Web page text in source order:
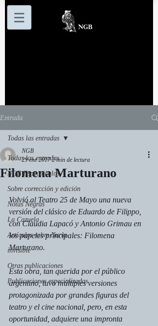
Entrada
Todas las entradas
NGB Espectáculos
Sobre corrección y edición
Notas Negras
La Cazuela
Artículos sobre Nuria
invisible
Otras publicaciones
Publicaciones especializadas
Todas las entradas
Filomena Marturano
NGB
29 ene 2017 2 min de lectura
Volvió al Teatro 25 de Mayo una nueva
versión del clásico de Eduardo de Filippo,
con Claudia Lapacó y Antonio Grimau en
los papeles principales: Filomena
Marturano.
Esta obra, tan querida por el público
argentino, tuvo múltiples versiones
protagonizada por grandes figuras del
teatro y el cine nacional, pero, en esta
oportunidad, adquiere una impronta